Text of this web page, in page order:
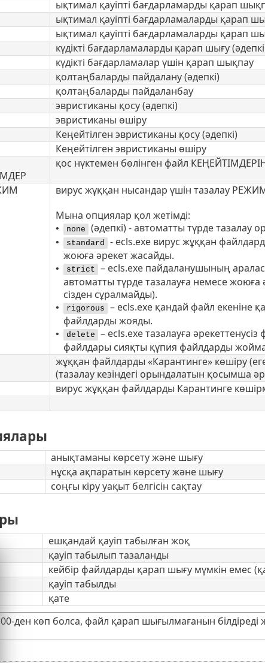
ықтимал қауіпті бағдарламарды қарап
ықтимал қауіпті бағдарламаларды қарап
ықтимал қауіпті бағдарламаларды қарап
күдікті бағдарламаларды қарап шығу
күдікті бағдарламалар үшін қарап шықпау
қолтаңбаларды пайдалану (әдепкі)
қолтаңбаларды пайдаланбау
эвристиканы қосу (әдепкі)
эвристиканы өшіру
Кеңейтілген эвристиканы қосу (әдепкі)
Кеңейтілген эвристиканы өшіру
қос нүктемен бөлінген файл
вирус жұққан нысандар үшін тазалау
Мына опциялар қол жетімді:
• none (әдепкі) - автоматты түрде тазалау
• standard - ecls.exe вирус жұққан
жоюға әрекет жасайды.
• strict – ecls.exe пайдаланушының
автоматты түрде тазалауға немесе
сізден сұралмайды).
• rigorous – ecls.exe қандай файл екеніне
файлдарды жояды.
• delete – ecls.exe тазалауға
файлдары сияқты құпия файлдарды
жұққан файлдарды «Карантинге» көшіру
(тазалау кезіндегі орындалатын қосымша
вирус жұққан файлдарды Карантинге
анықтаманы көрсету және шығу
нұсқа ақпаратын көрсету және шығу
соңғы кіру уақыт белгісін сақтау
ешқандай қауіп табылған жоқ
қауіп табылып тазаланды
кейбір файлдарды қарап шығу мүмкін емес
қауіп табылды
қате
ден көп болса, файл қарап шығылмағанын білдіреді